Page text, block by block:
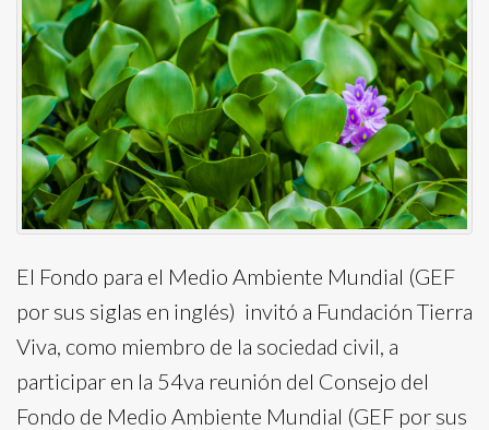
El Fondo para el Medio Ambiente Mundial (GEF
por sus siglas en inglés) invitó a Fundación Tierra
Viva, como miembro de la sociedad civil, a
participar en la 54va reunión del Consejo del
Fondo de Medio Ambiente Mundial (GEF por sus